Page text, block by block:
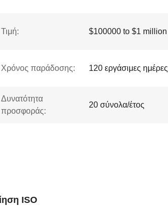
Τιμή: $100000 to $1 million
Χρόνος παράδοσης: 120 εργάσιμες ημέρες
Δυνατότητα
προσφοράς:
20 σύνολα/έτος
ISO